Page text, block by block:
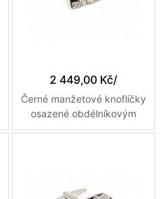
2 449,00 Kč/
Černé manžetové knoflíčky
osazené obdélníkovým
polodrahokamem z onyxu